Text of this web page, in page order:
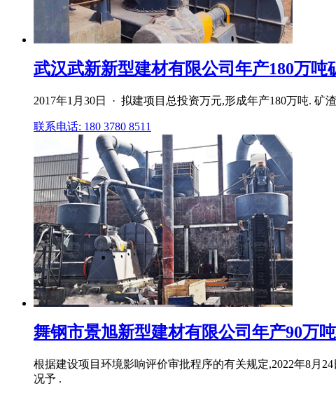
武汉武新新型建材有限公司年产180万吨
2017年1月30日 · 拟建项目总投资万元,形成年产180万吨.
联系电话: 180 3780 8511
舞钢市景旭新型建材有限公司年产90万
根据建设项目环境影响评价审批程序的有关规定,2022年8月
况予 .